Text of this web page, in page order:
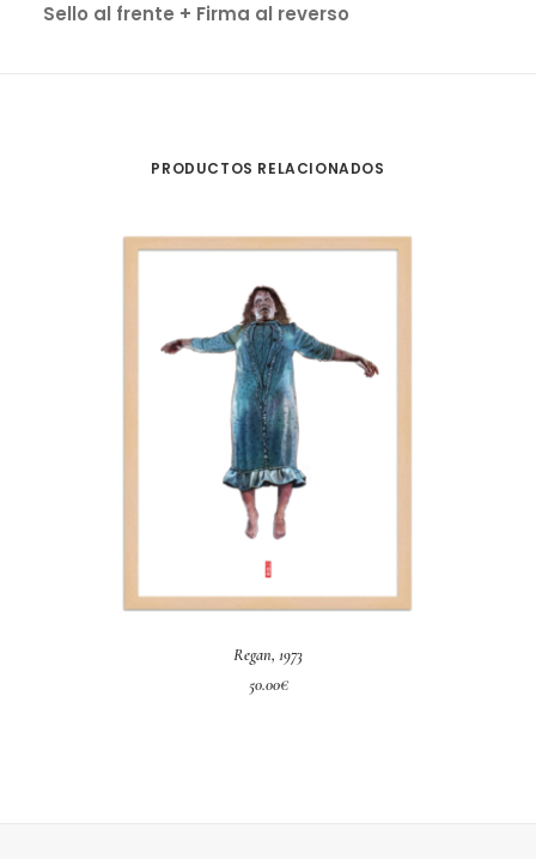
Sello al frente + Firma al reverso
PRODUCTOS RELACIONADOS
AÑADIR AL CARRITO
Regan, 1973
50.00€